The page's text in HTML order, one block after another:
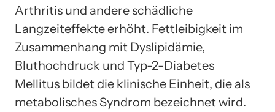
Arthritis und andere schädliche
Langzeiteffekte erhöht. Fettleibigkeit im
Zusammenhang mit Dyslipidämie,
Bluthochdruck und Typ-2-Diabetes
Mellitus bildet die klinische Einheit, die als
metabolisches Syndrom bezeichnet wird.